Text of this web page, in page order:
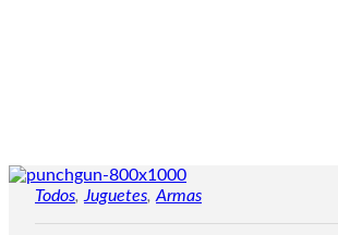
Todos,Juguetes,Armas